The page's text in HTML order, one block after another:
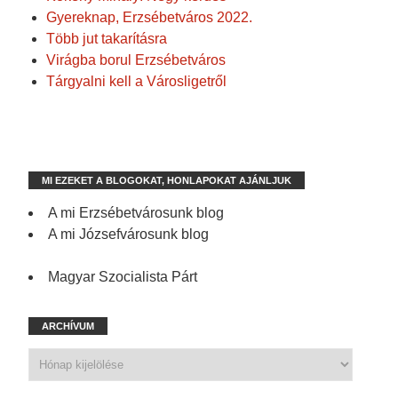
Gyereknap, Erzsébetváros 2022.
Több jut takarításra
Virágba borul Erzsébetváros
Tárgyalni kell a Városligetről
MI EZEKET A BLOGOKAT, HONLAPOKAT AJÁNLJUK
A mi Erzsébetvárosunk blog
A mi Józsefvárosunk blog
Magyar Szocialista Párt
ARCHÍVUM